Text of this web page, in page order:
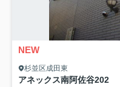
NEW
杉並区成田東
アネックス南阿佐谷202